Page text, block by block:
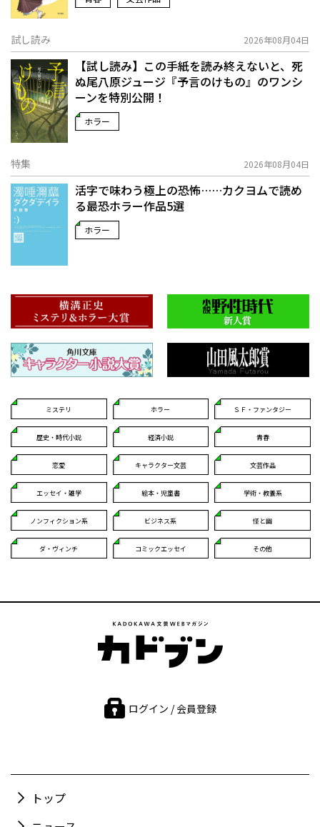
試し読み 2026年08月04日
【試し読み】この手紙を読み終えないと、死
ぬ――尾八原ジュージ『予言のけもの』のワンシ
ーンを特別公開！
ホラー
特集 2026年08月04日
活字で味わう極上の恐怖……カクヨムで読め
る最恐ホラー作品5選
ホラー
ミステリ ホラー ＳＦ・ファンタジー
歴史・時代小説 経済小説 青春
恋愛 キャラクター文芸 文芸作品
エッセイ・雑学 絵本・児童書 学術・教養系
ノンフィクション系 ビジネス系 怪と幽
ダ・ヴィンチ コミックエッセイ その他
ログイン / 会員登録
トップ